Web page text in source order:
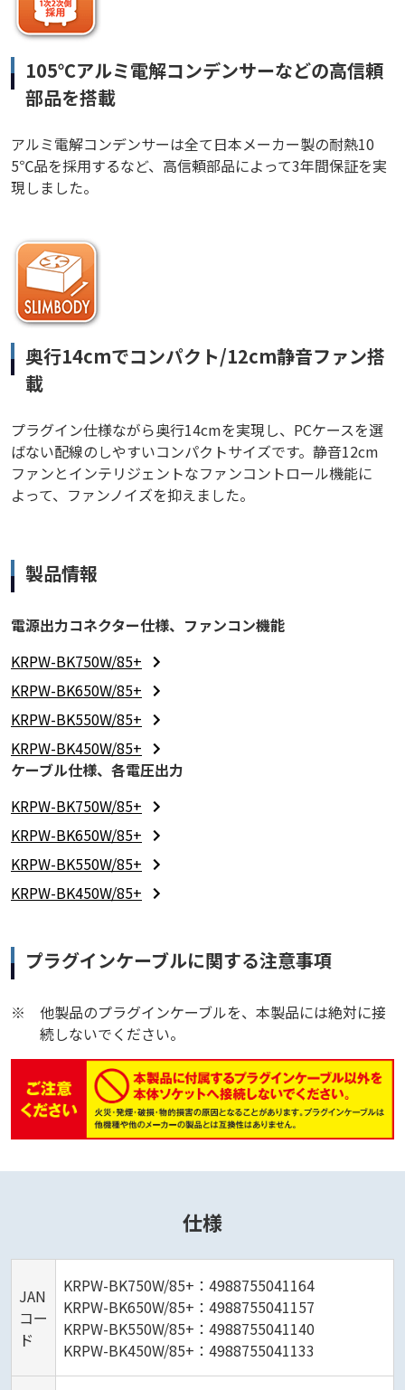
105℃アルミ電解コンデンサーなどの高信頼
部品を搭載
アルミ電解コンデンサーは全て日本メーカー製の耐熱10
5℃品を採用するなど、高信頼部品によって3年間保証を実
現しました。
奥行14cmでコンパクト/12cm静音ファン搭
載
プラグイン仕様ながら奥行14cmを実現し、PCケースを選
ばない配線のしやすいコンパクトサイズです。静音12cm
ファンとインテリジェントなファンコントロール機能に
よって、ファンノイズを抑えました。
製品情報
電源出力コネクター仕様、ファンコン機能
KRPW-BK750W/85+
KRPW-BK650W/85+
KRPW-BK550W/85+
KRPW-BK450W/85+
ケーブル仕様、各電圧出力
KRPW-BK750W/85+
KRPW-BK650W/85+
KRPW-BK550W/85+
KRPW-BK450W/85+
プラグインケーブルに関する注意事項
※
他製品のプラグインケーブルを、本製品には絶対に接
続しないでください。
仕様
JAN
コー
ド
KRPW-BK750W/85+：4988755041164
KRPW-BK650W/85+：4988755041157
KRPW-BK550W/85+：4988755041140
KRPW-BK450W/85+：4988755041133